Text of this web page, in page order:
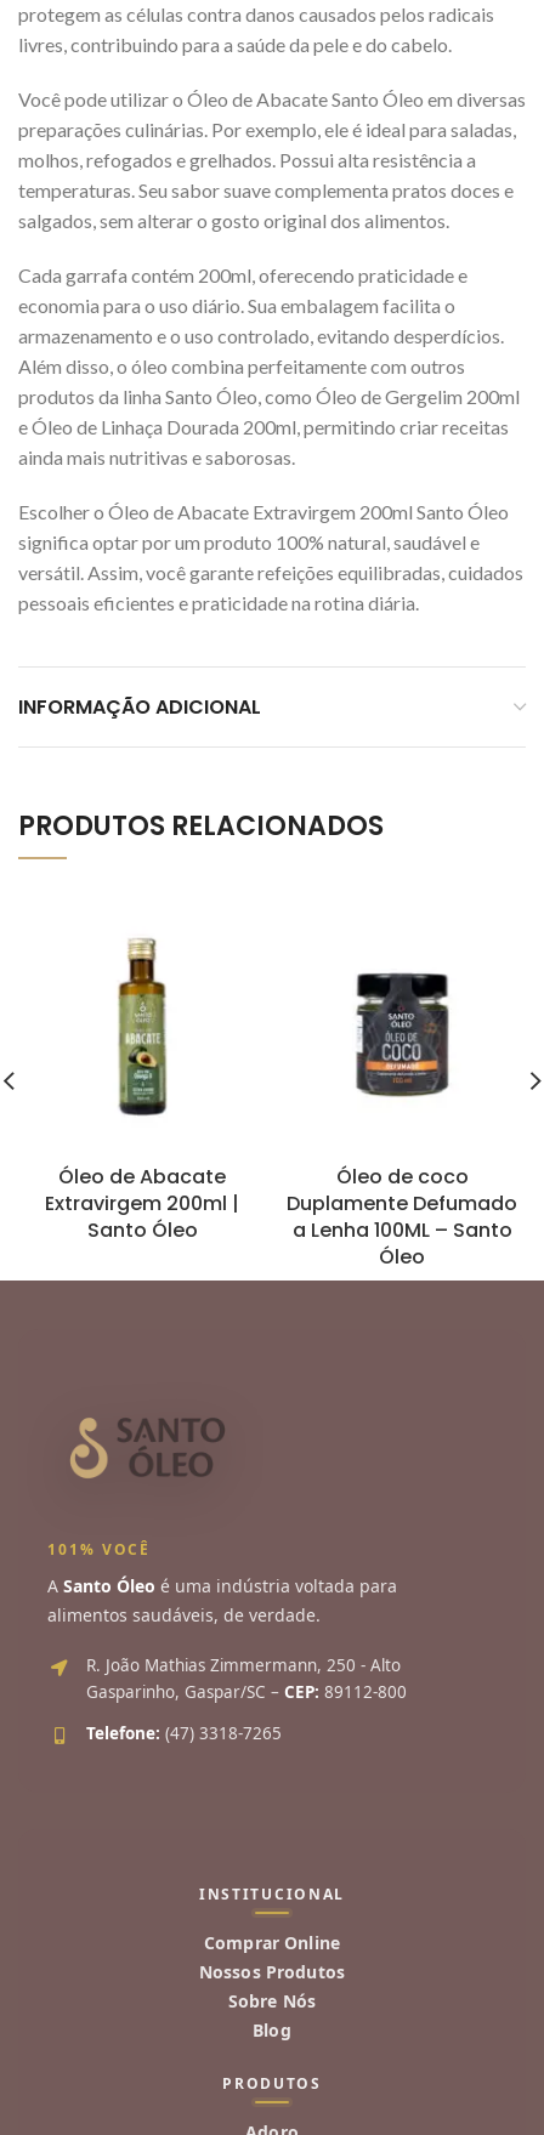
protegem as células contra danos causados pelos radicais
livres, contribuindo para a saúde da pele e do cabelo.
Você pode utilizar o Óleo de Abacate Santo Óleo em diversas
preparações culinárias. Por exemplo, ele é ideal para saladas,
molhos, refogados e grelhados. Possui alta resistência a
temperaturas. Seu sabor suave complementa pratos doces e
salgados, sem alterar o gosto original dos alimentos.
Cada garrafa contém 200ml, oferecendo praticidade e
economia para o uso diário. Sua embalagem facilita o
armazenamento e o uso controlado, evitando desperdícios.
Além disso, o óleo combina perfeitamente com outros
produtos da linha Santo Óleo, como Óleo de Gergelim 200ml
e Óleo de Linhaça Dourada 200ml, permitindo criar receitas
ainda mais nutritivas e saborosas.
Escolher o Óleo de Abacate Extravirgem 200ml Santo Óleo
significa optar por um produto 100% natural, saudável e
versátil. Assim, você garante refeições equilibradas, cuidados
pessoais eficientes e praticidade na rotina diária.
INFORMAÇÃO ADICIONAL
PRODUTOS RELACIONADOS
Óleo de Abacate
Extravirgem 200ml |
Santo Óleo
Óleo de coco
Duplamente Defumado
a Lenha 100ML – Santo
Óleo
101% VOCÊ
A Santo Óleo é uma indústria voltada para
alimentos saudáveis, de verdade.
R. João Mathias Zimmermann, 250 - Alto
Gasparinho, Gaspar/SC – CEP: 89112-800
Telefone: (47) 3318-7265
INSTITUCIONAL
Comprar Online
Nossos Produtos
Sobre Nós
Blog
PRODUTOS